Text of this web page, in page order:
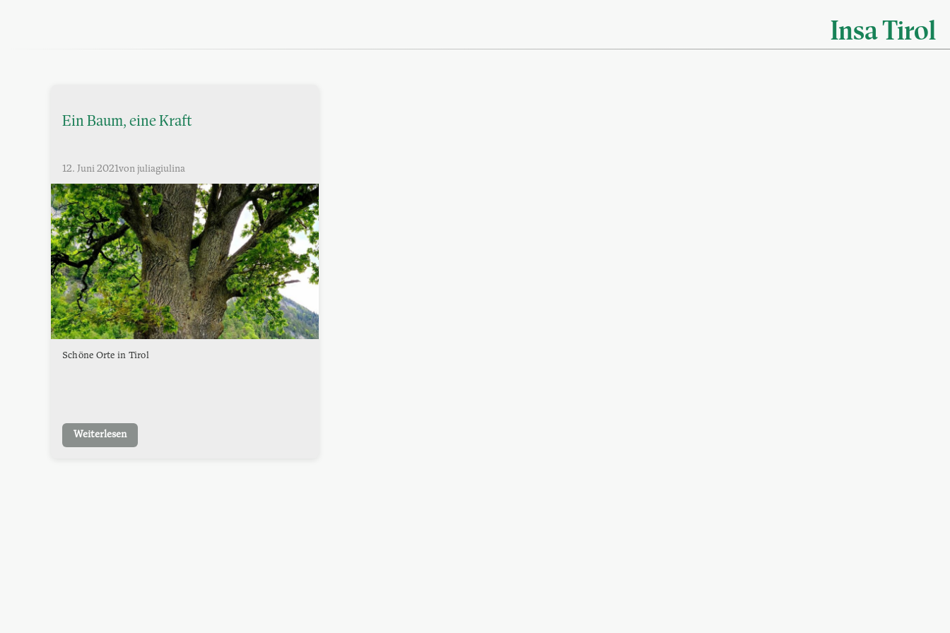
Insa Tirol
Ein Baum, eine Kraft
12. Juni 2021von juliagiulina
Schöne Orte in Tirol
Weiterlesen